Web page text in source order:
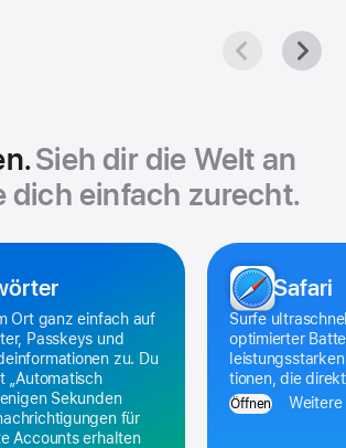
Sieh dir die Welt an
dich einfach zurecht.
Ort ganz ein­fach auf
Passkeys und
zu. Du
„Auto­matisch
Sekunden
für
Accounts erhalten
Safari
Surfe
optimierter
tionen, die
Öffnen Weitere